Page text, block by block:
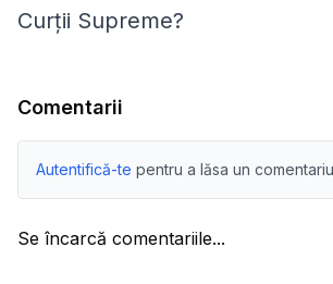
Curții Supreme?
Comentarii
Autentifică-te pentru a lăsa un
Se încarcă comentariile...